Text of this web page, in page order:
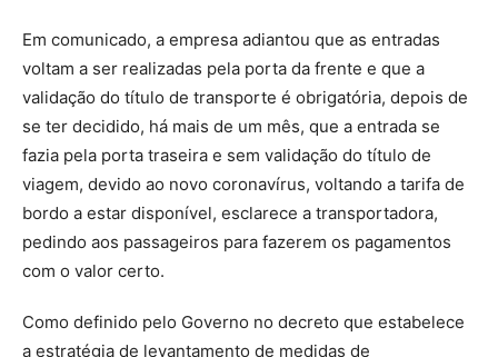
Em comunicado, a empresa adiantou que as entradas
voltam a ser realizadas pela porta da frente e que a
validação do título de transporte é obrigatória, depois de
se ter decidido, há mais de um mês, que a entrada se
fazia pela porta traseira e sem validação do título de
viagem, devido ao novo coronavírus, voltando a tarifa de
bordo a estar disponível, esclarece a transportadora,
pedindo aos passageiros para fazerem os pagamentos
com o valor certo.
Como definido pelo Governo no decreto que estabelece
a estratégia de levantamento de medidas de